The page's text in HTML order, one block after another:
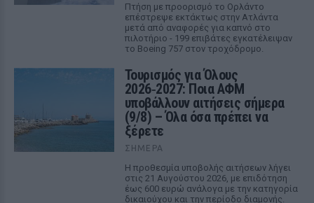
Πτήση με προορισμό το Ορλάντο
επέστρεψε εκτάκτως στην Ατλάντα
μετά από αναφορές για καπνό στο
πιλοτήριο - 199 επιβάτες εγκατέλειψαν
το Boeing 757 στον τροχόδρομο.
Τουρισμός για Όλους
2026‑2027: Ποια ΑΦΜ
υποβάλλουν αιτήσεις σήμερα
(9/8) – Όλα όσα πρέπει να
ξέρετε
ΣΉΜΕΡΑ
Η προθεσμία υποβολής αιτήσεων λήγει
στις 21 Αυγούστου 2026, με επιδότηση
έως 600 ευρώ ανάλογα με την κατηγορία
δικαιούχου και την περίοδο διαμονής.